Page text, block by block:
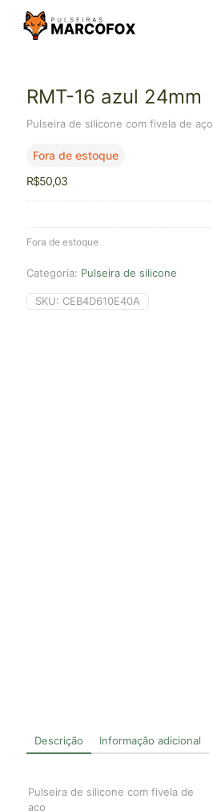
Descrição Informação adicional
Pulseira de silicone com fivela de
aço
RMT-16 azul 24mm
Pulseira de silicone com fivela de aço
Fora de estoque
R$50,03
Fora de estoque
Categoria: Pulseira de silicone
SKU: CEB4D610E40A